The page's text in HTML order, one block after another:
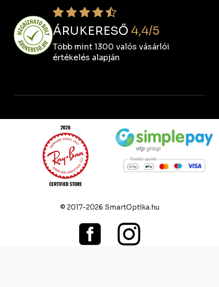
ÁRUKERESŐ 4,4/5
Több mint 1300 valós vásárlói
értékelés alapján
© 2017-2026 SmartOptika.hu